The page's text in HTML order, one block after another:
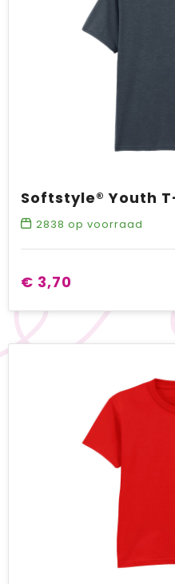
Softstyle® Youth
2838 op voorraad
€ 3,70